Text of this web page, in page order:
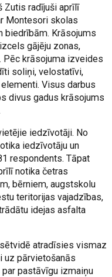
Zutis radījuši aprīlī
Montesori skolas
biedrībām. Krāsojums
gājēju zonas,
Pēc krāsojuma izveides
soliņi, velostatīvi,
Visus darbus
divus gadus krāsojums
iedzīvotāji. No
iedzīvotāju un
respondents. Tāpat
notika četras
bērniem, augstskolu
teritorijas vajadzības,
idejas asfalta
atradīsies vismaz
uz pārvietošanās
pastāvīgu izmaiņu